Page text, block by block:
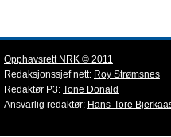
Opphavsrett NRK © 2011
Redaksjonssjef nett: Roy Strømsnes
Redaktør P3: Tone Donald
Ansvarlig redaktør: Hans-Tore